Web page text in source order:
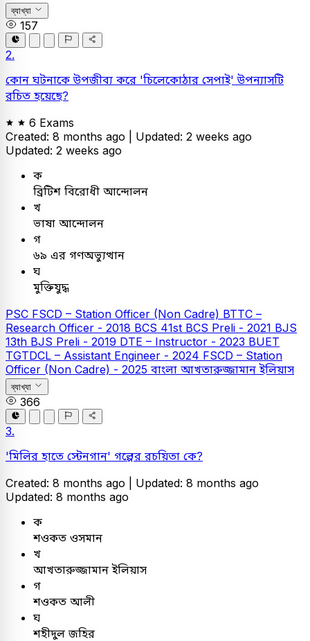
ব্যাখ্যা
157
2.
কোন ঘটনাকে উপজীব্য করে 'চিলেকোঠার সেপাই' উপন্যাসটি
রচিত হয়েছে?
6 Exams
Created: 8 months ago | Updated: 2 weeks ago
Updated: 2 weeks ago
ক
ব্রিটিশ বিরোধী আন্দোলন
খ
ভাষা আন্দোলন
গ
৬৯ এর গণঅভ্যুত্থান
ঘ
মুক্তিযুদ্ধ
PSC FSCD – Station Officer (Non Cadre) BTTC –
Research Officer - 2018 BCS 41st BCS Preli - 2021 BJS
13th BJS Preli - 2019 DTE – Instructor - 2023 BUET
TGTDCL – Assistant Engineer - 2024 FSCD – Station
Officer (Non Cadre) - 2025 বাংলা আখতারুজ্জামান ইলিয়াস
ব্যাখ্যা
366
3.
'মিলির হাতে স্টেনগান' গল্পের রচয়িতা কে?
Created: 8 months ago | Updated: 8 months ago
Updated: 8 months ago
ক
শওকত ওসমান
খ
আখতারুজ্জামান ইলিয়াস
গ
শওকত আলী
ঘ
শহীদুল জহির